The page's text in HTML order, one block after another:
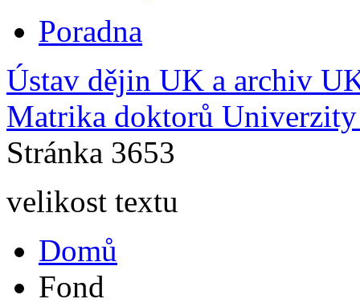
Poradna
Ústav dějin UK a archiv
Matrika doktorů
Stránka 3653
velikost textu
Domů
Fond